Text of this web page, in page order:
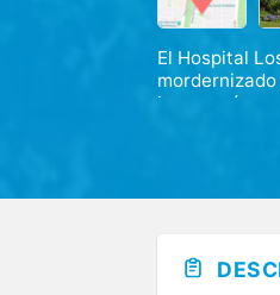
El Hospital
imagen, área
rápidas a sus